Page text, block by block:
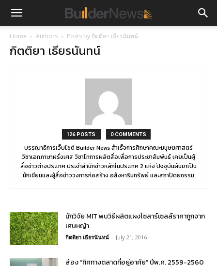
Home Authors Posts by กิตติยา เธียรนันทน์
กิตติยา เธียรนันทน์
126 POSTS 0 COMMENTS
บรรณาธิการเว็บไซต์ Builder News สำเร็จการศึกษาคณะมนุษยศาสตร์
วิชาเอกภาษาฝรั่งเศส วิชาโทการผลิตสื่อเพื่อการประชาสัมพันธ์ เคยเป็นผู้
สื่อข่าวต่างประเทศ ประจำสำนักข่าวหลักในประเทศ 2 แห่ง ปัจจุบันผันมาเป็น
นักเขียนและผู้สื่อข่าววงการก่อสร้าง อสังหาริมทรัพย์ และสถาปัตยกรรม
นักวิจัย MIT พบวิธีผลิตแผงโซลาร์เซลล์ราคาถูกจาก
เศษหญ้า
กิตติยา เธียรนันทน์ - July 21, 2016
ส่อง “ทิศทางตลาดที่อยู่อาศัย” ปีพ.ศ. 2559-2560